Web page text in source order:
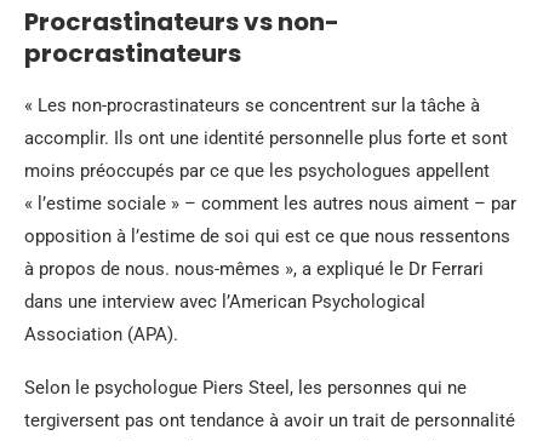
Procrastinateurs vs non-
procrastinateurs
« Les non-procrastinateurs se concentrent sur la tâche à
accomplir. Ils ont une identité personnelle plus forte et sont
moins préoccupés par ce que les psychologues appellent
« l’estime sociale » – comment les autres nous aiment – par
opposition à l’estime de soi qui est ce que nous ressentons
à propos de nous. nous-mêmes », a expliqué le Dr Ferrari
dans une interview avec l’American Psychological
Association (APA).
Selon le psychologue Piers Steel, les personnes qui ne
tergiversent pas ont tendance à avoir un trait de personnalité